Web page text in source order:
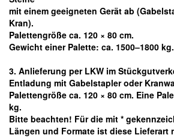
mit einem geeigneten Gerät ab
Kran).
Palettengröße ca. 120 × 80 cm.
Gewicht einer Palette: ca. 1500–1800 kg.
3. Anlieferung per LKW im
Entladung mit Gabelstapler oder
Palettengröße ca. 120 × 80 cm. Eine
kg.
Bitte beachten! Für die mit *
Längen und Formate ist diese Lieferart